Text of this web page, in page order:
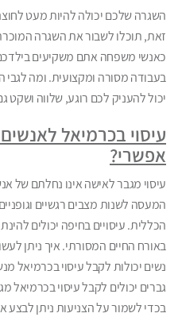
השגרה שלכם יכולה להיות מעט
זאת, תוכלו לשבור את השגרה
כאנשי משפחה אתם משקיעים
בעבודה מסורה ומקצועית. ומה
יכול להעניק לכם רוגע, שלווה ושקט
עיסוי בכרמיאל
אפשרי?
עיסוי מגבר לאישה אינו נחלתם של
המעסה לשנות מצבים רגשיים
הכללית. עיסויים בחיפה יכולים
באורח החיים המסורתי. איך ניתן
נשים יכולות לקבל עיסוי בכרמיאל
גברים יכולים לקבל עיסוי בכרמיאל
בכדי לשמור על הצניעות ניתן לבצע